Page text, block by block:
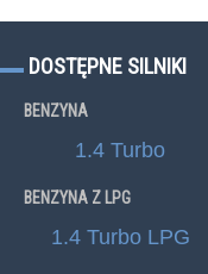
DOSTĘPNE SILNIKI
BENZYNA
1.4 Turbo
BENZYNA Z LPG
1.4 Turbo LPG